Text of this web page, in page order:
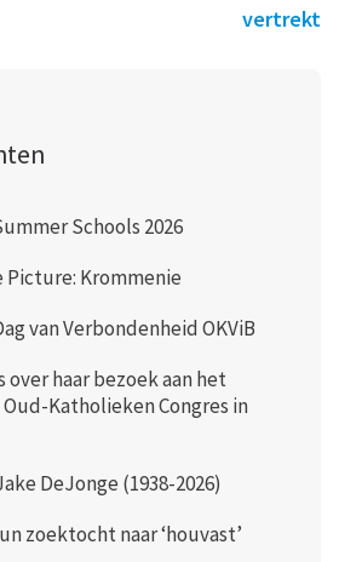
vertrekt
Schools 2026
Picture: Krommenie
van Verbondenheid OKViB
over haar bezoek aan het
Katholieken Congres in
DeJonge (1938-2026)
zoektocht naar ‘houvast’